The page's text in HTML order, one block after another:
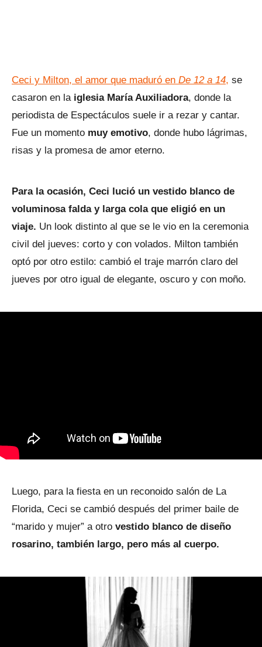
Ceci y Milton, el amor que maduró en De 12 a 14, se
casaron en la iglesia María Auxiliadora, donde la
periodista de Espectáculos suele ir a rezar y cantar.
Fue un momento muy emotivo, donde hubo lágrimas,
risas y la promesa de amor eterno.
Para la ocasión, Ceci lució un vestido blanco de
voluminosa falda y larga cola que eligió en un
viaje. Un look distinto al que se le vio en la ceremonia
civil del jueves: corto y con volados. Milton también
optó por otro estilo: cambió el traje marrón claro del
jueves por otro igual de elegante, oscuro y con moño.
Luego, para la fiesta en un reconoido salón de La
Florida, Ceci se cambió después del primer baile de
“marido y mujer” a otro vestido blanco de diseño
rosarino, también largo, pero más al cuerpo.